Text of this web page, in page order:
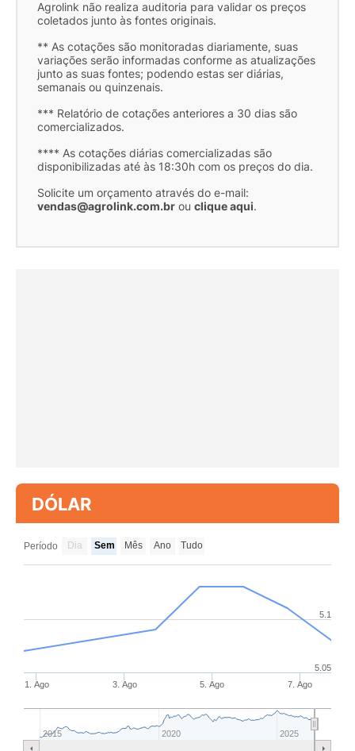
Agrolink não realiza auditoria para validar os preços
coletados junto às fontes originais.
** As cotações são monitoradas diariamente, suas
variações serão informadas conforme as atualizações
junto as suas fontes; podendo estas ser diárias,
semanais ou quinzenais.
*** Relatório de cotações anteriores a 30 dias são
comercializados.
**** As cotações diárias comercializadas são
disponibilizadas até às 18:30h com os preços do dia.
Solicite um orçamento através do e-mail:
vendas@agrolink.com.br ou clique aqui.
DÓLAR
Período Dia Sem Mês Ano Tudo
1. Ago 3. Ago 5. Ago 7. Ago
2015 2020 2025
5.05
5.1